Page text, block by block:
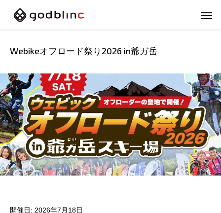
Webikeオフロード祭り2026 in爺ガ岳
開催日: 2026年7月18日